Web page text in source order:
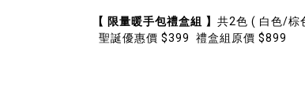
【 限量暖手包禮盒組 】 共2色 ( 白色/棕
聖誕優惠價 $399 禮盒組原價 $899